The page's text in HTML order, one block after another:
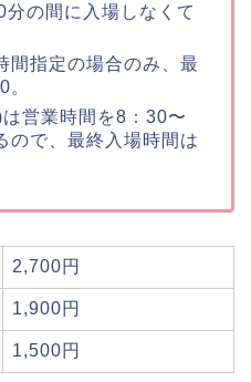
分の間に入場しなくて
間指定の場合のみ、最
営業時間を8：30〜
ので、最終入場時間は
2,700円
1,900円
1,500円